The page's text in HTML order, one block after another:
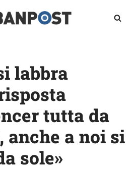
labbra
tutta da
anche a noi si
sole»